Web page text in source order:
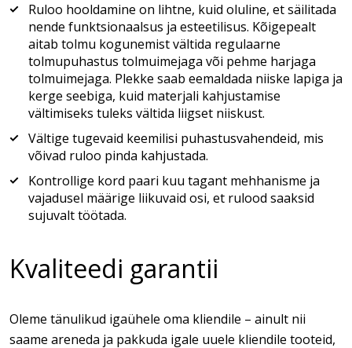
Ruloo hooldamine on lihtne, kuid oluline, et säilitada
nende funktsionaalsus ja esteetilisus. Kõigepealt
aitab tolmu kogunemist vältida regulaarne
tolmupuhastus tolmuimejaga või pehme harjaga
tolmuimejaga. Plekke saab eemaldada niiske lapiga ja
kerge seebiga, kuid materjali kahjustamise
vältimiseks tuleks vältida liigset niiskust.
Vältige tugevaid keemilisi puhastusvahendeid, mis
võivad ruloo pinda kahjustada.
Kontrollige kord paari kuu tagant mehhanisme ja
vajadusel määrige liikuvaid osi, et rulood saaksid
sujuvalt töötada.
Kvaliteedi garantii
Oleme tänulikud igaühele oma kliendile – ainult nii
saame areneda ja pakkuda igale uuele kliendile tooteid,